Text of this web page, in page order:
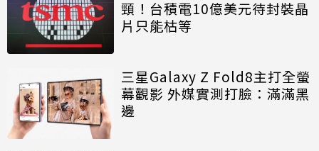
頸！台積電10億美元待封裝晶
片只能枯等
三星Galaxy Z Fold8主打全螢
幕觀影 外媒實測打臉：滿滿黑
邊